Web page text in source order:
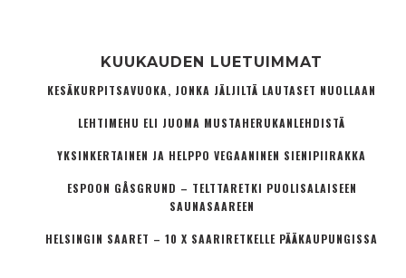
KUUKAUDEN LUETUIMMAT
KESÄKURPITSAVUOKA, JONKA JÄLJILTÄ LAUTASET NUOLLAAN
LEHTIMEHU ELI JUOMA MUSTAHERUKANLEHDISTÄ
YKSINKERTAINEN JA HELPPO VEGAANINEN SIENIPIIRAKKA
ESPOON GÅSGRUND – TELTTARETKI PUOLISALAISEEN
SAUNASAAREEN
HELSINGIN SAARET – 10 X SAARIRETKELLE PÄÄKAUPUNGISSA